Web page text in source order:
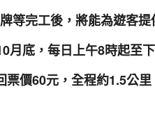
等完工後，將能為遊客
月底，每日上午8時起至
票價60元，全程約1.5公